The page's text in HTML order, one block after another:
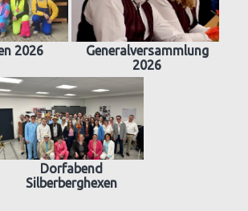
2026
Generalversammlung
2026
Dorfabend
Silberberghexen